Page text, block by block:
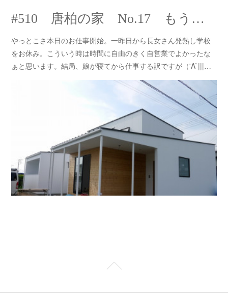
#510 唐柏の家 No.17 もうすぐ完成
やっとこさ本日のお仕事開始。一昨日から長女さん発熱し学校
をお休み。こういう時は時間に自由のきく自営業でよかったな
ぁと思います。結局、娘が寝てから仕事する訳ですが（'A`|||…